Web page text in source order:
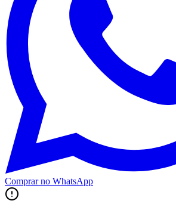
Comprar no WhatsApp